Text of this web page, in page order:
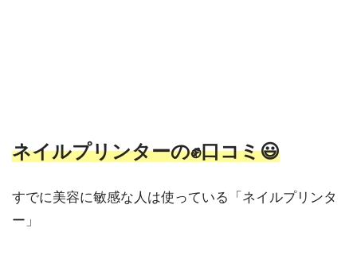
ネイルプリンターの✊口コミ😃
すでに美容に敏感な人は使っている「ネイルプリンタ
ー」